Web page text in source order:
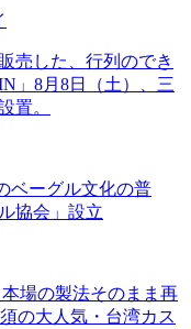
売した、行列のでき
」8月8日（土）、三
置。
ベーグル文化の普
協会」設立
場の製法そのまま再
の大人気・台湾カス